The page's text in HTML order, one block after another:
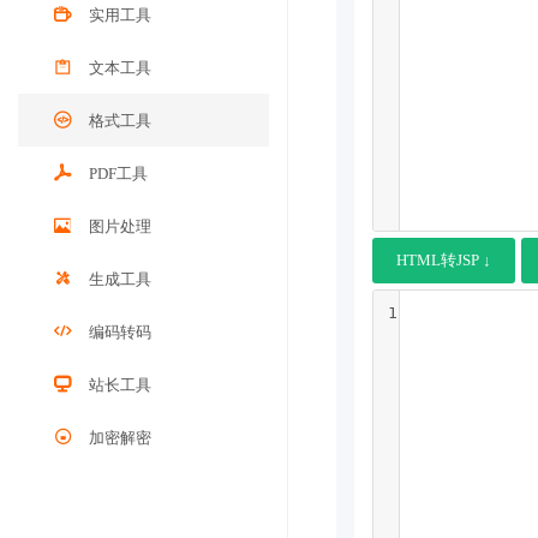
实用工具
文本工具
格式工具
PDF工具
图片处理
生成工具
编码转码
站长工具
加密解密
HTML转JSP ↓
1